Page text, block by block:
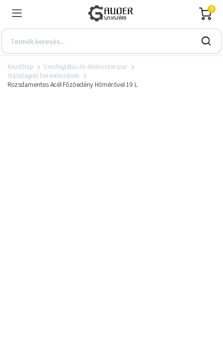
0
Kezdőlap
Vendéglátás és élelmiszeripar
Italadagoló berendezések
Rozsdamentes Acél Főzőedény Hőmérővel 19 L